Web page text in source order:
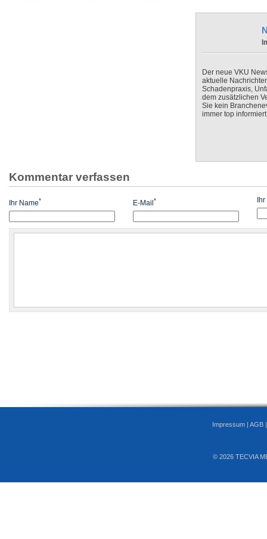
Der neue VKU
aktuelle
Schadenpraxis,
dem zusätzlichen
Sie kein
immer top
Kommentar verfassen
Ihr Name* E-Mail* Ihr
Impressum | AGB
© 2026 TECVIA